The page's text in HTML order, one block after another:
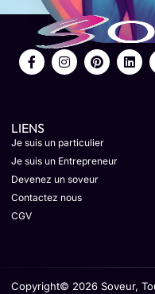
LIENS
Je suis un particulier
Je suis un Entrepreneur
Devenez un soveur
Contactez nous
CGV
Copyright© 2026 Soveur,